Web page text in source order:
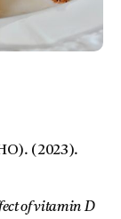
(2023).
of vitamin D